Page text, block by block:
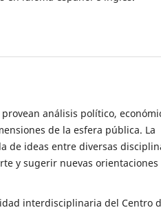
análisis político,
de la esfera pública. La
de ideas entre diversas
y sugerir nuevas orientaciones
interdisciplinaria del Centro